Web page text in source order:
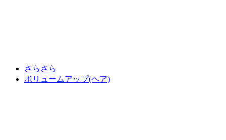
さらさら
ボリュームアップ(ヘア)